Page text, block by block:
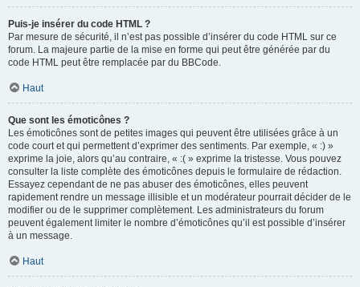
Puis-je insérer du code HTML ?
Par mesure de sécurité, il n’est pas possible d’insérer du code HTML sur ce
forum. La majeure partie de la mise en forme qui peut être générée par du
code HTML peut être remplacée par du BBCode.
Haut
Que sont les émoticônes ?
Les émoticônes sont de petites images qui peuvent être utilisées grâce à un
code court et qui permettent d’exprimer des sentiments. Par exemple, « :) »
exprime la joie, alors qu’au contraire, « :( » exprime la tristesse. Vous pouvez
consulter la liste complète des émoticônes depuis le formulaire de rédaction.
Essayez cependant de ne pas abuser des émoticônes, elles peuvent
rapidement rendre un message illisible et un modérateur pourrait décider de le
modifier ou de le supprimer complètement. Les administrateurs du forum
peuvent également limiter le nombre d’émoticônes qu’il est possible d’insérer
à un message.
Haut